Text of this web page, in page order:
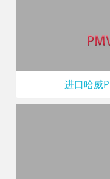
进口哈威